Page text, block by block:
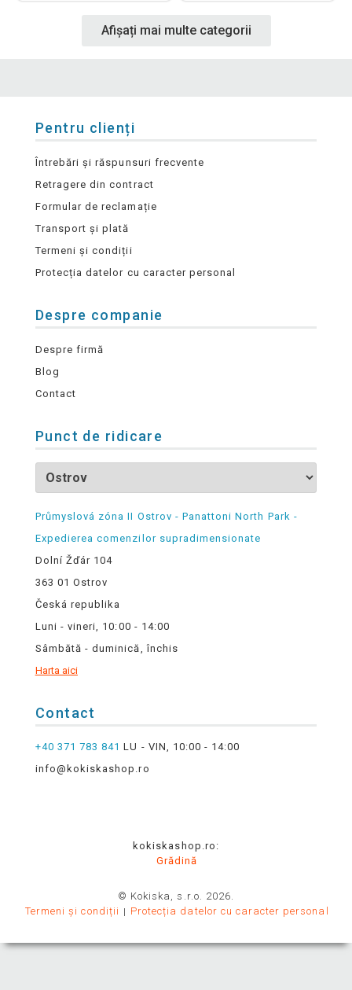
Afișați mai multe categorii
Pentru clienți
Întrebări și răspunsuri frecvente
Retragere din contract
Formular de reclamație
Transport și plată
Termeni și condiții
Protecția datelor cu caracter personal
Despre companie
Despre firmă
Blog
Contact
Punct de ridicare
Průmyslová zóna II Ostrov - Panattoni North Park -
Expedierea comenzilor supradimensionate
Dolní Žďár 104
363 01 Ostrov
Česká republika
Luni - vineri, 10:00 - 14:00
Sâmbătă - duminică, închis
Harta aici
Contact
+40 371 783 841 LU - VIN, 10:00 - 14:00
info@kokiskashop.ro
kokiskashop.ro:
Grădină
© Kokiska, s.r.o. 2026.
Termeni și condiții
Protecția datelor cu caracter personal